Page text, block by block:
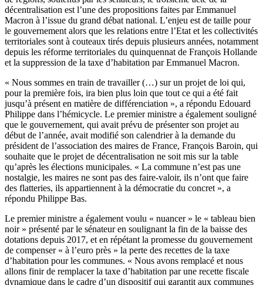
décentralisation est l’une des propositions faites par Emmanuel
Macron à l’issue du grand débat national. L’enjeu est de taille pour
le gouvernement alors que les relations entre l’Etat et les collectivités
territoriales sont à couteaux tirés depuis plusieurs années, notamment
depuis les réforme territoriales du quinquennat de François Hollande
et la suppression de la taxe d’habitation par Emmanuel Macron.
« Nous sommes en train de travailler (…) sur un projet de loi qui,
pour la première fois, ira bien plus loin que tout ce qui a été fait
jusqu’à présent en matière de différenciation », a répondu Edouard
Philippe dans l’hémicycle. Le premier ministre a également souligné
que le gouvernement, qui avait prévu de présenter son projet au
début de l’année, avait modifié son calendrier à la demande du
président de l’association des maires de France, François Baroin, qui
souhaite que le projet de décentralisation ne soit mis sur la table
qu’après les élections municipales. « La commune n’est pas une
nostalgie, les maires ne sont pas des faire-valoir, ils n’ont que faire
des flatteries, ils appartiennent à la démocratie du concret », a
répondu Philippe Bas.
Le premier ministre a également voulu « nuancer » le « tableau bien
noir » présenté par le sénateur en soulignant la fin de la baisse des
dotations depuis 2017, et en répétant la promesse du gouvernement
de compenser « à l’euro près » la perte des recettes de la taxe
d’habitation pour les communes. « Nous avons remplacé et nous
allons finir de remplacer la taxe d’habitation par une recette fiscale
dynamique dans le cadre d’un dispositif qui garantit aux communes